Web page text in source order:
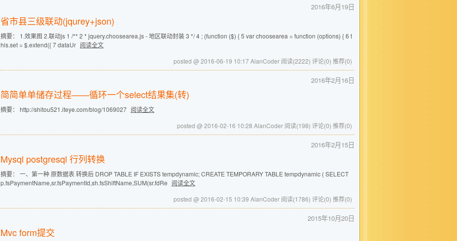
2016年6月19日
省市县三级联动(jqurey+json)
摘要： 1.效果图 2.联动js 1 /** 2 * jquery.choosearea.js - 地区联动封装 3 */ 4 ; (function ($) { 5 var choosearea = function (options) { 6 t
his.set = $.extend({ 7 dataUr 阅读全文
posted @ 2016-06-19 10:17 AlanCoder 阅读(2222) 评论(0) 推荐(0)
2016年2月16日
简简单单储存过程——循环一个select结果集(转)
摘要： http://shitou521.iteye.com/blog/1069027 阅读全文
posted @ 2016-02-16 10:28 AlanCoder 阅读(198) 评论(0) 推荐(0)
2016年2月15日
Mysql postgresql 行列转换
摘要： 一、第一种 原数据表 转换后 DROP TABLE IF EXISTS tempdynamic; CREATE TEMPORARY TABLE tempdynamic ( SELECT
p.fsPaymentName,sr.fsPaymentId,sh.fsShiftName,SUM(sr.fdRe 阅读全文
posted @ 2016-02-15 10:39 AlanCoder 阅读(1786) 评论(0) 推荐(0)
2015年10月20日
Mvc form提交